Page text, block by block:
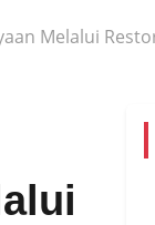
Melalui